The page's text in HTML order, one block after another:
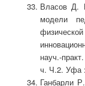
Власов Д.
модели
науч.-
ч. Ч.2. Уфа
Ганбарли